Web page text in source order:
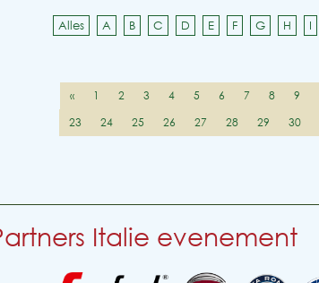
Alles A B C D E F G H I
« 1 2 3 4 5 6 7 8 9
23
24 25 26 27 28 29 30
Italie evenement